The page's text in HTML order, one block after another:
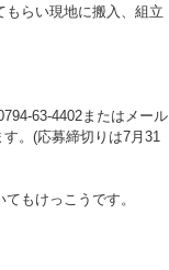
もらい現地に搬入、組立
63-4402またはメール
。(応募締切りは7月31
もけっこうです。